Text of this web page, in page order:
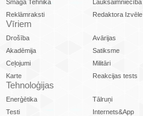
Smagā Tehnika
Lauksaimniecība
Reklāmraksti
Redaktora Izvēle
Vīriem
Drošība Avārijas
Akadēmija
Satiksme
Ceļojumi
Militāri
Karte
Reakcijas tests
Tehnoloģijas
Enerģētika Tālruņi
Testi
Internets&App